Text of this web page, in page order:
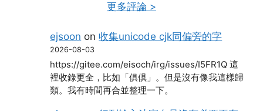
更多評論 >
ejsoon on收集unicode cjk同偏旁的字
2026-08-03
https://gitee.com/eisoch/irg/issues/I5FR1Q 這
裡收錄更全，比如「俱倶」。但是沒有像我這樣歸
類。我有時間再合並整理一下。